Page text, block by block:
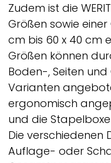
Zudem ist die WERIT
Größen sowie
cm bis 60 x 40 cm
Größen können
Boden-, Seiten
Varianten
ergonomisch
und die
Die verschiedenen
Auflage- oder